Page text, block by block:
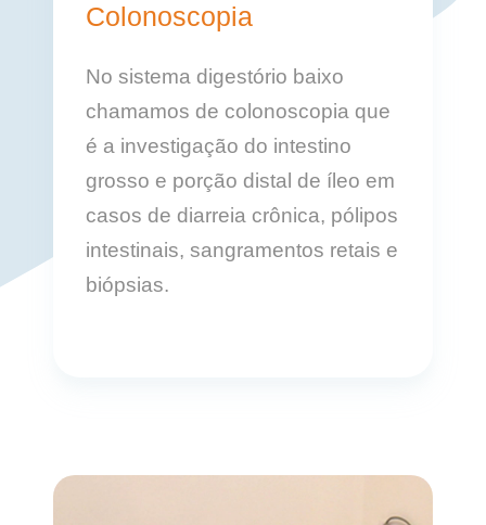
Colonoscopia
No sistema digestório baixo
chamamos de colonoscopia que
é a investigação do intestino
grosso e porção distal de íleo em
casos de diarreia crônica, pólipos
intestinais, sangramentos retais e
biópsias.